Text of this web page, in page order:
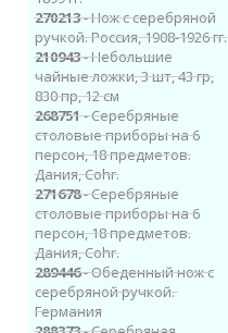
270213- Нож с серебряной
ручкой. Россия, 1908-1926 гг.
210943- Небольшие
чайные ложки, 3 шт, 43 гр,
830 пр, 12 см
268751- Cеребряные
столовые приборы на 6
персон, 18 предметов​.
Дания, Cohr.
271678- Cеребряные
столовые приборы на 6
персон, 18 предметов​.
Дания, Cohr.
289446- Обеденный нож с
серебряной ручкой. ​
Германия